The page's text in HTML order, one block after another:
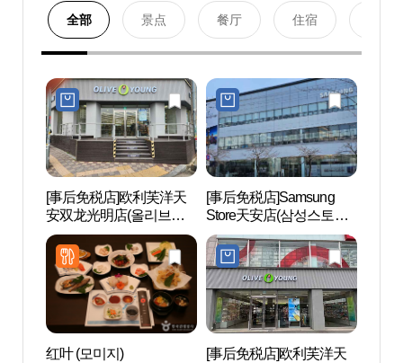
全部 景点 餐厅 住宿
[事后免税店]欧利芙洋天
安双龙光明店(올리브영
천안쌍용광명점)
[事后免税店]Samsung
Store天安店(삼성스토어
천안)
红叶 (모미지)
[事后免税店]欧利芙洋天